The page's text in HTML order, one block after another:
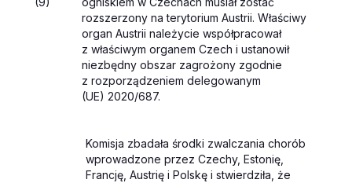
rozszerzony na terytorium Austrii. Właściwy
organ Austrii należycie współpracował
z właściwym organem Czech i ustanowił
niezbędny obszar zagrożony zgodnie
z rozporządzeniem delegowanym
(UE) 2020/687.
Komisja zbadała środki zwalczania chorób
wprowadzone przez Czechy, Estonię,
Francję, Austrię i Polskę i stwierdziła, że